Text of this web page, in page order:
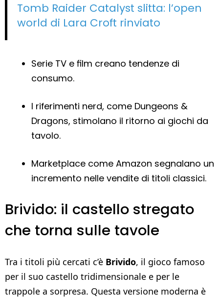
Tomb Raider Catalyst slitta: l’open
world di Lara Croft rinviato
Serie TV e film creano tendenze di
consumo.
I riferimenti nerd, come Dungeons &
Dragons, stimolano il ritorno ai giochi da
tavolo.
Marketplace come Amazon segnalano un
incremento nelle vendite di titoli classici.
Brivido: il castello stregato
che torna sulle tavole
Tra i titoli più cercati c’è Brivido, il gioco famoso
per il suo castello tridimensionale e per le
trappole a sorpresa. Questa versione moderna è